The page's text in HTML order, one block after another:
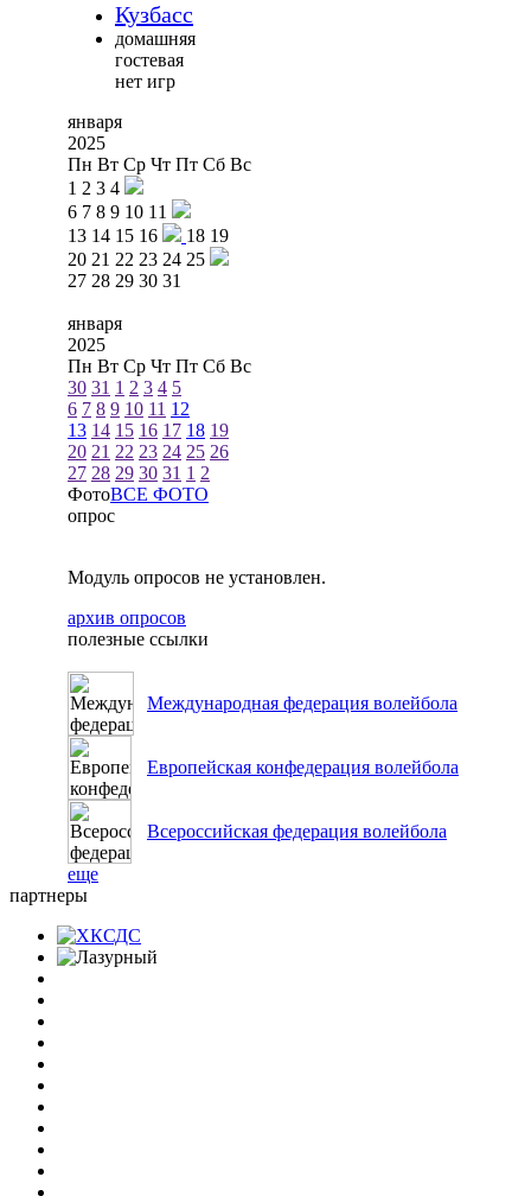
Кузбасс
домашняя
гостевая
нет игр
января
2025
Пн Вт Ср Чт Пт Сб Вс
1 2 3 4
6 7 8 9 10 11
13 14 15 16 18 19
20 21 22 23 24 25
27 28 29 30 31
января
2025
Пн Вт Ср Чт Пт Сб Вс
30 31 1 2 3 4 5
6 7 8 9 10 11 12
13 14 15 16 17 18 19
20 21 22 23 24 25 26
27 28 29 30 31 1 2
ФотоВСЕ ФОТО
опрос
Модуль опросов не установлен.
архив опросов
полезные ссылки
Международная федерация волейбола
Европейская конфедерация волейбола
Всероссийская федерация волейбола
еще
партнеры